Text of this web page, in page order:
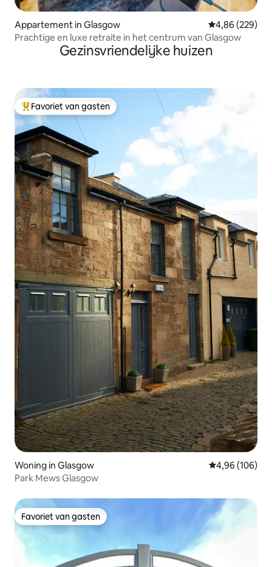
Appartement in Glasgow Gemiddelde
4,86 (229)
Prachtige en luxe retraite in het centrum van Glasgow
Gezinsvriendelijke huizen
Topfavoriet van gasten
Favoriet van gasten
Woning in Glasgow Gemiddelde
4,96 (106)
Park Mews Glasgow
Favoriet van gasten
Favoriet van gasten